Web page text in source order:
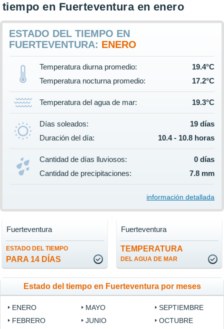
tiempo en Fuerteventura en enero
ESTADO DEL TIEMPO EN
FUERTEVENTURA: ENERO
Temperatura diurna promedio:
19.4°C
Temperatura nocturna promedio:
17.2°C
Temperatura del agua de mar: 19.3°C
Días soleados:
19 días
Duración del día:
10.4 - 10.8 horas
Cantidad de días lluviosos:
0 días
Cantidad de precipitaciones:
7.8 mm
información detallada
ESTADO DEL TIEMPO
PARA 14 DÍAS
Fuerteventura
TEMPERATURA
DEL AGUA DE MAR
Fuerteventura
Estado del tiempo en Fuerteventura por meses
ENERO
FEBRERO
MAYO
JUNIO
SEPTIEMBRE
OCTUBRE